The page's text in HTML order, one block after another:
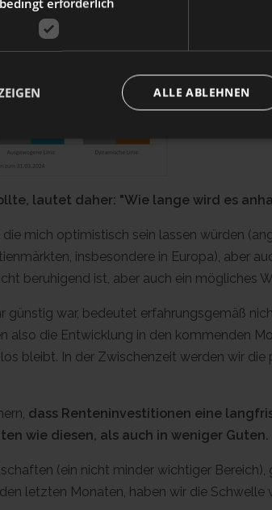
lautet daher: "Wie lange wird es
mich optimistisch sein lassen würden
insbesondere in Europa), aber
beruhigend ist, aber auch ein mögliches
günstig war, bedeutet erfahrungsgemäß
also die Entwicklung in den kommenden
bleibt. In der Zwischenzeit werden wir
dass Renteninvestitionen eine
wie diesen, als auch in weniger Guten.
(ein nicht minder wichtiger
letzten Monaten, haben wir die
kann Laborfonds automatische Beitritte
um mehr zu erfahren
ALLE ABLEHNEN